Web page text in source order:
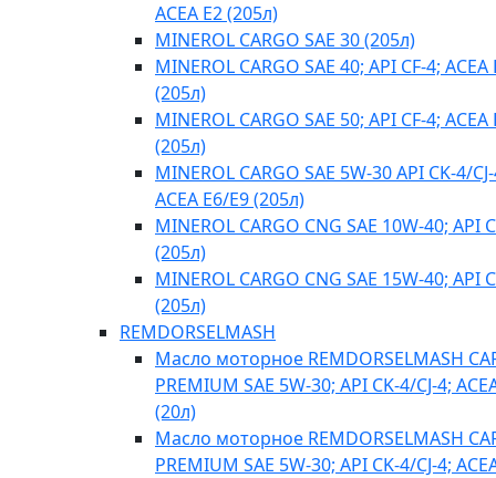
ACEA E2 (205л)
MINEROL CARGO SAE 30 (205л)
MINEROL CARGO SAE 40; API CF-4; ACEA
(205л)
MINEROL CARGO SAE 50; API CF-4; ACEA
(205л)
MINEROL CARGO SAE 5W-30 API CK-4/
ACEA E6/E9 (205л)
MINEROL CARGO CNG SAE 10W-40; API
(205л)
MINEROL CARGO CNG SAE 15W-40; API
(205л)
REMDORSELMASH
Масло моторное REMDORSELMASH
PREMIUM SAE 5W-30; API CK-4/CJ-4;
(20л)
Масло моторное REMDORSELMASH
PREMIUM SAE 5W-30; API CK-4/CJ-4;